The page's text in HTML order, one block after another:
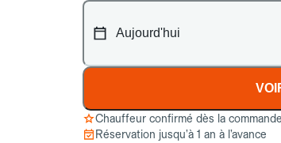
Chauffeur confirmé dès la commande
Réservation jusqu’à 1 an à l’avance